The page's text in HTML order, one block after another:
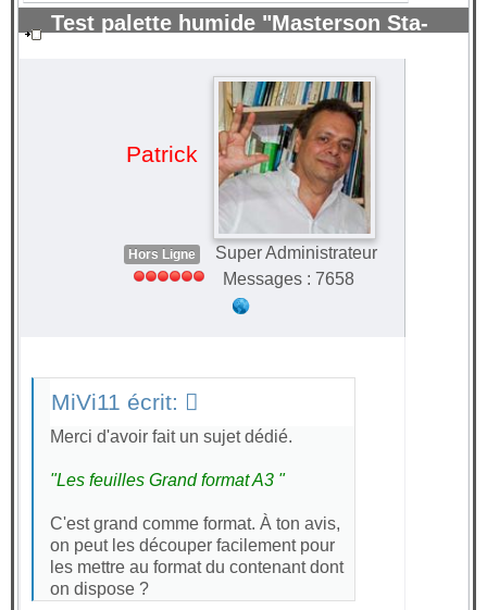
Test palette humide "Masterson Sta-
Patrick
Hors Ligne
Super Administrateur
Messages : 7658
MiVi11 écrit:
Merci d'avoir fait un sujet dédié.
"Les feuilles Grand format A3 "
C'est grand comme format. À ton avis,
on peut les découper facilement pour
les mettre au format du contenant dont
on dispose ?